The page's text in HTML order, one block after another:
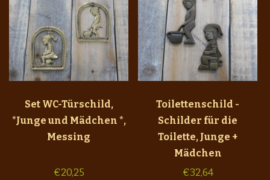
Set WC-Türschild,
*Junge und Mädchen *,
Messing
€20,25
Toilettenschild -
Schilder für die
Toilette, Junge +
Mädchen
€32,64